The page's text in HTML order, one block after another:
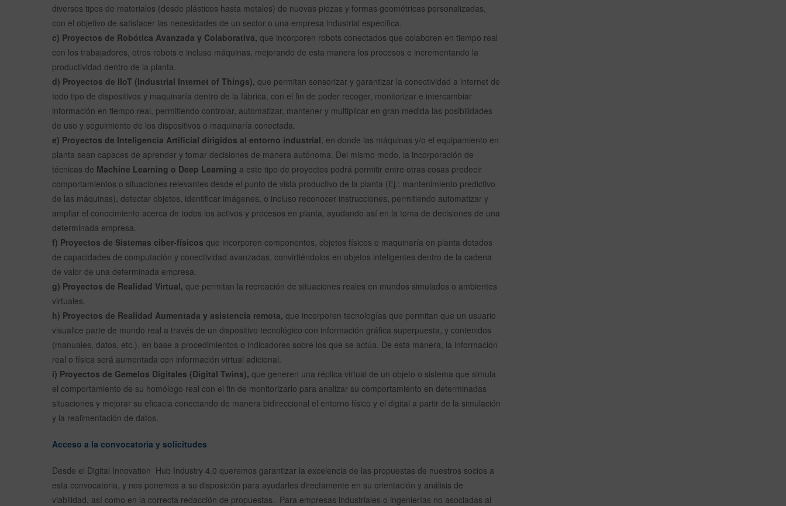
diversos tipos de materiales (desde plásticos hasta metales) de nuevas piezas y formas geométricas personalizadas,
con el objetivo de satisfacer las necesidades de un sector o una empresa industrial específica.
c) Proyectos de Robótica Avanzada y Colaborativa, que incorporen robots conectados que colaboren en tiempo real
con los trabajadores, otros robots e incluso máquinas, mejorando de esta manera los procesos e incrementando la
productividad dentro de la planta.
d) Proyectos de IIoT (Industrial Internet of Things), que permitan sensorizar y garantizar la conectividad a internet de
todo tipo de dispositivos y maquinaría dentro de la fábrica, con el fin de poder recoger, monitorizar e intercambiar
información en tiempo real, permitiendo controlar, automatizar, mantener y multiplicar en gran medida las posibilidades
de uso y seguimiento de los dispositivos o maquinaría conectada.
e) Proyectos de Inteligencia Artificial dirigidos al entorno industrial, en donde las máquinas y/o el equipamiento en
planta sean capaces de aprender y tomar decisiones de manera autónoma. Del mismo modo, la incorporación de
técnicas de Machine Learning o Deep Learning a este tipo de proyectos podrá permitir entre otras cosas predecir
comportamientos o situaciones relevantes desde el punto de vista productivo de la planta (Ej.: mantenimiento predictivo
de las máquinas), detectar objetos, identificar imágenes, o incluso reconocer instrucciones, permitiendo automatizar y
ampliar el conocimiento acerca de todos los activos y procesos en planta, ayudando así en la toma de decisiones de una
determinada empresa.
f) Proyectos de Sistemas ciber-físicos que incorporen componentes, objetos físicos o maquinaría en planta dotados
de capacidades de computación y conectividad avanzadas, convirtiéndolos en objetos inteligentes dentro de la cadena
de valor de una determinada empresa.
g) Proyectos de Realidad Virtual, que permitan la recreación de situaciones reales en mundos simulados o ambientes
virtuales.
h) Proyectos de Realidad Aumentada y asistencia remota, que incorporen tecnologías que permitan que un usuario
visualice parte de mundo real a través de un dispositivo tecnológico con información gráfica superpuesta, y contenidos
(manuales, datos, etc.), en base a procedimientos o indicadores sobre los que se actúa. De esta manera, la información
real o física será aumentada con información virtual adicional.
i) Proyectos de Gemelos Digitales (Digital Twins), que generen una réplica virtual de un objeto o sistema que simula
el comportamiento de su homólogo real con el fin de monitorizarlo para analizar su comportamiento en determinadas
situaciones y mejorar su eficacia conectando de manera bidireccional el entorno físico y el digital a partir de la simulación
y la realimentación de datos.
Acceso a la convocatoria y solicitudes
Desde el Digital Innovation Hub Industry 4.0 queremos garantizar la excelencia de las propuestas de nuestros socios a
esta convocatoria, y nos ponemos a su disposición para ayudarles directamente en su orientación y análisis de
viabilidad, así como en la correcta redacción de propuestas. Para empresas industriales o ingenierías no asociadas al